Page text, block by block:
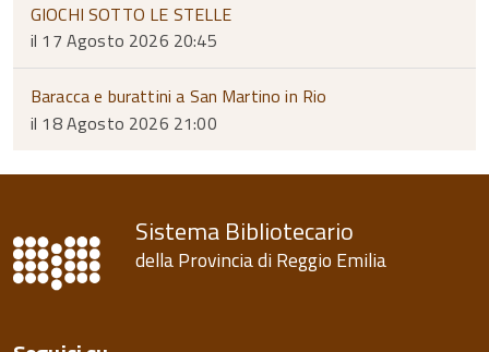
GIOCHI SOTTO LE STELLE
il 17 Agosto 2026 20:45
Baracca e burattini a San Martino in Rio
il 18 Agosto 2026 21:00
Sistema Bibliotecario
della Provincia di Reggio Emilia